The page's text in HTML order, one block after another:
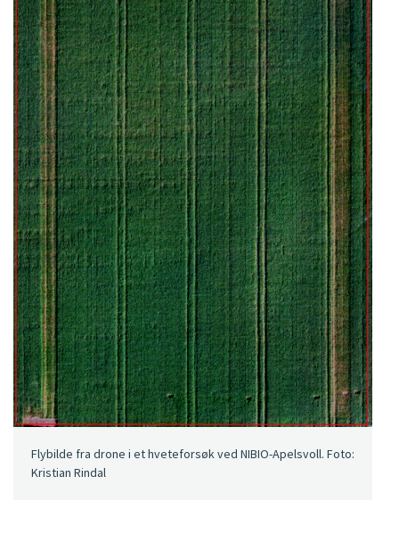
Flybilde fra drone i et hveteforsøk ved NIBIO-Apelsvoll. Foto:
Kristian Rindal